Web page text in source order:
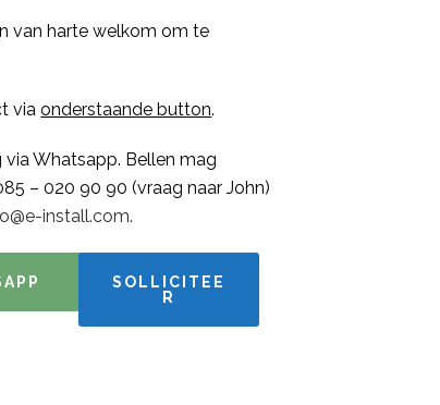
van harte welkom om te
viaonderstaande button.
via Whatsapp. Bellen mag
– 020 90 90 (vraag naar John)
install.com.
SOLLICITEE
R